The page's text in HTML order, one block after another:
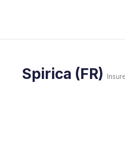
Spirica (FR)